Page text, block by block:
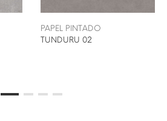
PAPEL PINTADO
TUNDURU 02